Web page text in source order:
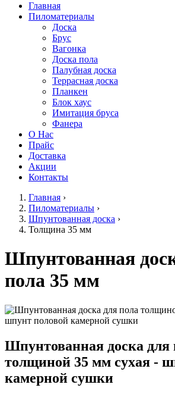
Главная
Пиломатериалы
Доска
Брус
Вагонка
Доска пола
Палубная доска
Террасная доска
Планкен
Блок хаус
Имитация бруса
Фанера
О Нас
Прайс
Доставка
Акции
Контакты
Главная ›
Пиломатериалы ›
Шпунтованная доска ›
Толщина 35 мм
Шпунтованная
пола 35 мм
Шпунтованная доска для
толщиной 35 мм сухая -
камерной сушки